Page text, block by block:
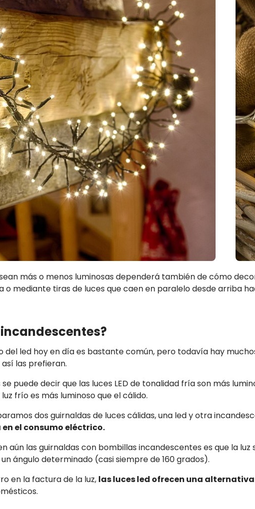
más o menos luminosas dependerá también de cómo
o mediante tiras de luces que caen en paralelo desde arriba
incandescentes?
del led hoy en día es bastante común, pero todavía hay
las prefieran.
puede decir que las luces LED de tonalidad fría son más
frío es más luminoso que el cálido.
dos guirnaldas de luces cálidas, una led y otra
el consumo eléctrico.
aún las guirnaldas con bombillas incandescentes es que la
ángulo determinado (casi siempre de 160 grados).
en la factura de la luz, las luces led ofrecen una